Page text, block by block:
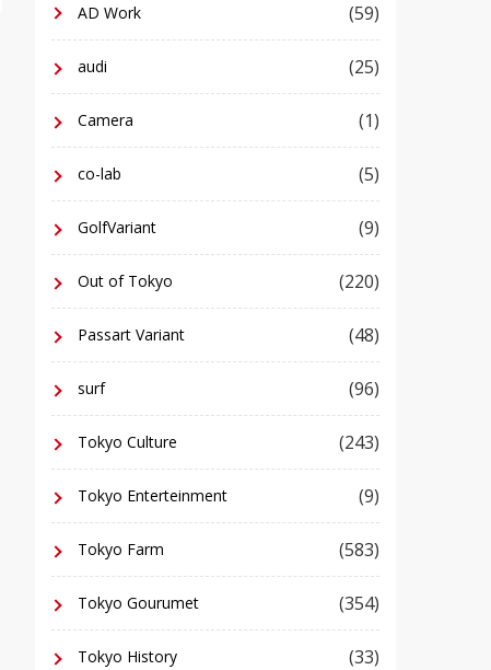
AD Work (59)
audi (25)
Camera (1)
co-lab (5)
GolfVariant (9)
Out of Tokyo (220)
Passart Variant (48)
surf (96)
Tokyo Culture (243)
Tokyo Enterteinment (9)
Tokyo Farm (583)
Tokyo Gourumet (354)
Tokyo History (33)